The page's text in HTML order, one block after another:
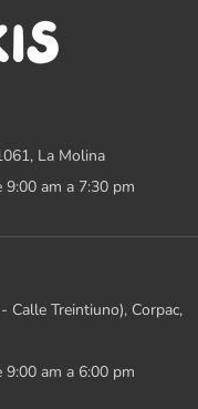
La Molina
9:00 am a 7:30 pm
Calle Treintiuno), Corpac,
9:00 am a 6:00 pm